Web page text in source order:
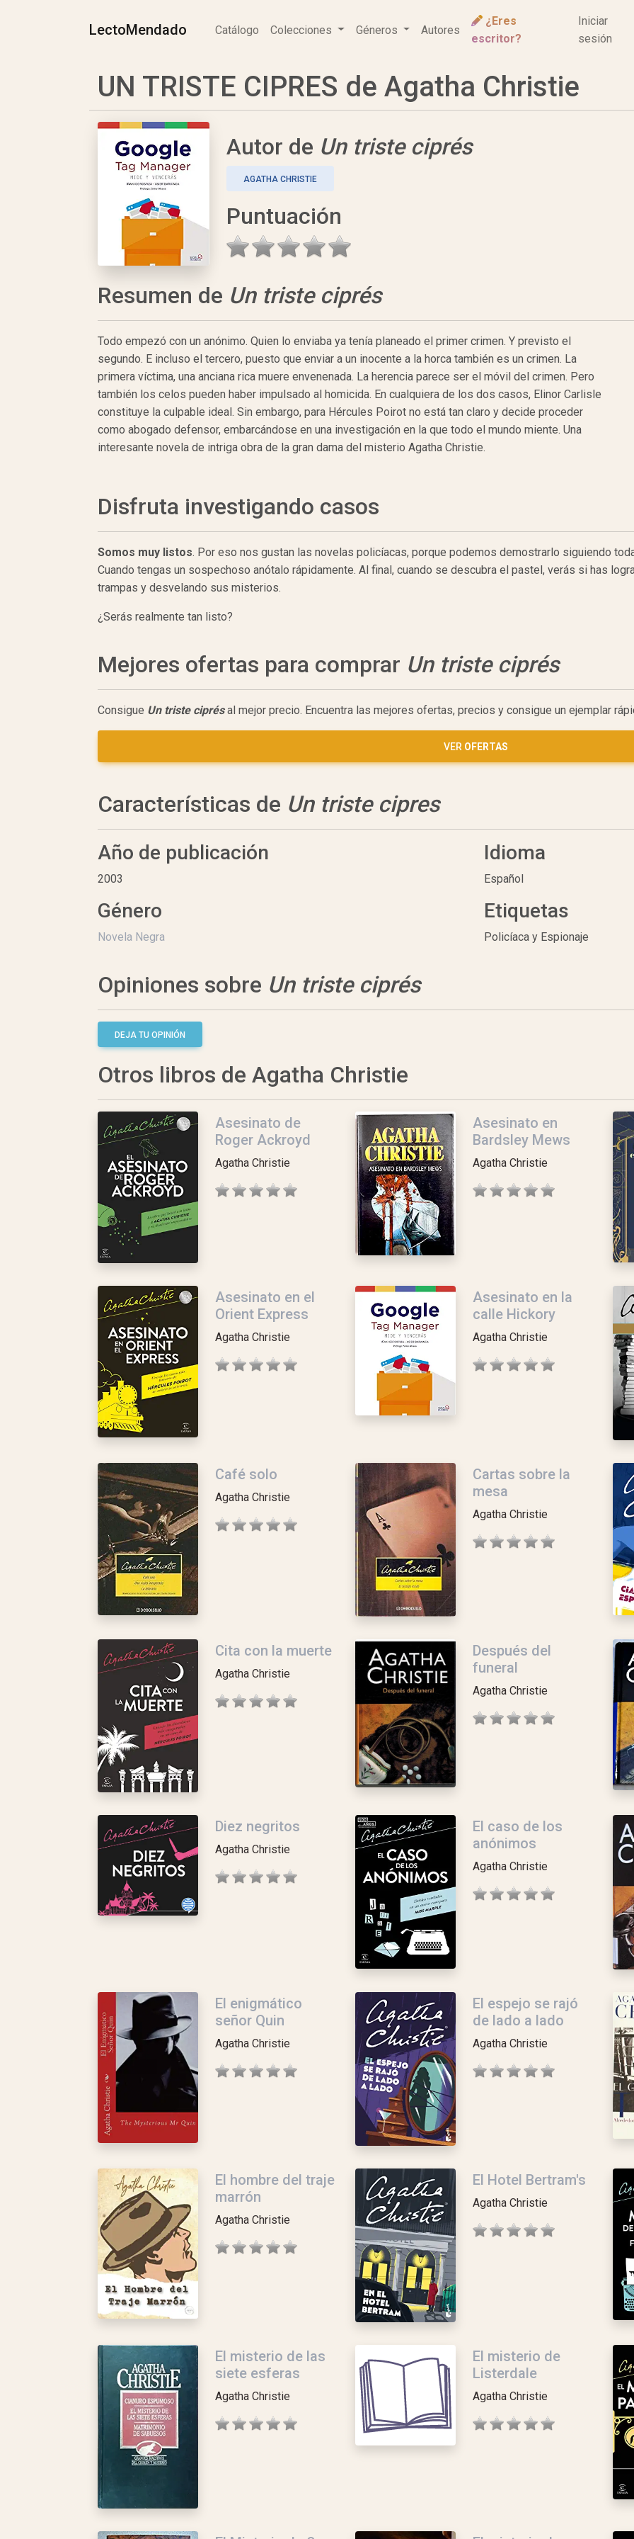
LectoMendado Catálogo Colecciones Géneros Autores
¿Eres
escritor?
Iniciar
sesión
UN TRISTE CIPRES de Agatha Christie
Autor de Un triste ciprés
AGATHA CHRISTIE
Puntuación
Resumen de Un triste ciprés
Todo empezó con un anónimo. Quien lo enviaba ya tenía planeado el primer crimen. Y previsto el
segundo. E incluso el tercero, puesto que enviar a un inocente a la horca también es un crimen. La
primera víctima, una anciana rica muere envenenada. La herencia parece ser el móvil del crimen. Pero
también los celos pueden haber impulsado al homicida. En cualquiera de los dos casos, Elinor Carlisle
constituye la culpable ideal. Sin embargo, para Hércules Poirot no está tan claro y decide proceder
como abogado defensor, embarcándose en una investigación en la que todo el mundo miente. Una
interesante novela de intriga obra de la gran dama del misterio Agatha Christie.
Disfruta investigando casos
Somos muy listos. Por eso nos gustan las novelas policíacas, porque podemos demostrarlo siguiendo
Cuando tengas un sospechoso anótalo rápidamente. Al final, cuando se descubra el pastel, verás si has
trampas y desvelando sus misterios.
¿Serás realmente tan listo?
Mejores ofertas para comprar Un triste ciprés
Consigue Un triste ciprésal mejor precio. Encuentra las mejores ofertas, precios y consigue un ejemplar
VER OFERTAS
Características de Un triste cipres
Año de publicación
2003
Idioma
Español
Género
Novela Negra
Etiquetas
Policíaca y Espionaje
Opiniones sobre Un triste ciprés
DEJA TU OPINIÓN
Otros libros de Agatha Christie
Asesinato de
Roger Ackroyd
Agatha Christie
Asesinato en
Bardsley Mews
Agatha Christie
Asesinato en el
Orient Express
Agatha Christie
Asesinato en la
calle Hickory
Agatha Christie
Café solo
Agatha Christie
Cartas sobre la
mesa
Agatha Christie
Cita con la muerte
Agatha Christie
Después del
funeral
Agatha Christie
Diez negritos
Agatha Christie
El caso de los
anónimos
Agatha Christie
El enigmático
señor Quin
Agatha Christie
El espejo se rajó
de lado a lado
Agatha Christie
El hombre del traje
marrón
Agatha Christie
El Hotel Bertram's
Agatha Christie
El misterio de las
siete esferas
Agatha Christie
El misterio de
Listerdale
Agatha Christie